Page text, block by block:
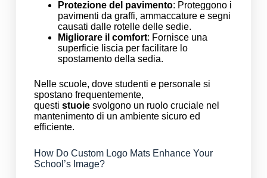
Protezione del pavimento: Proteggono i
pavimenti da graffi, ammaccature e segni
causati dalle rotelle delle sedie.
Migliorare il comfort: Fornisce una
superficie liscia per facilitare lo
spostamento della sedia.
Nelle scuole, dove studenti e personale si
spostano frequentemente,
questi stuoiesvolgono un ruolo cruciale nel
mantenimento di un ambiente sicuro ed
efficiente.
How Do Custom Logo Mats Enhance Your
School’s Image?